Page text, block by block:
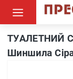
Cтолик Viva
ТУАЛЕТНИЙ
Шиншила